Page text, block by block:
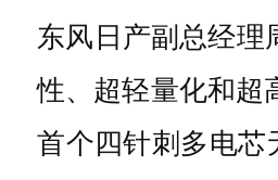
东风日产副总经理
性、超轻量化和超
首个四针刺多电芯